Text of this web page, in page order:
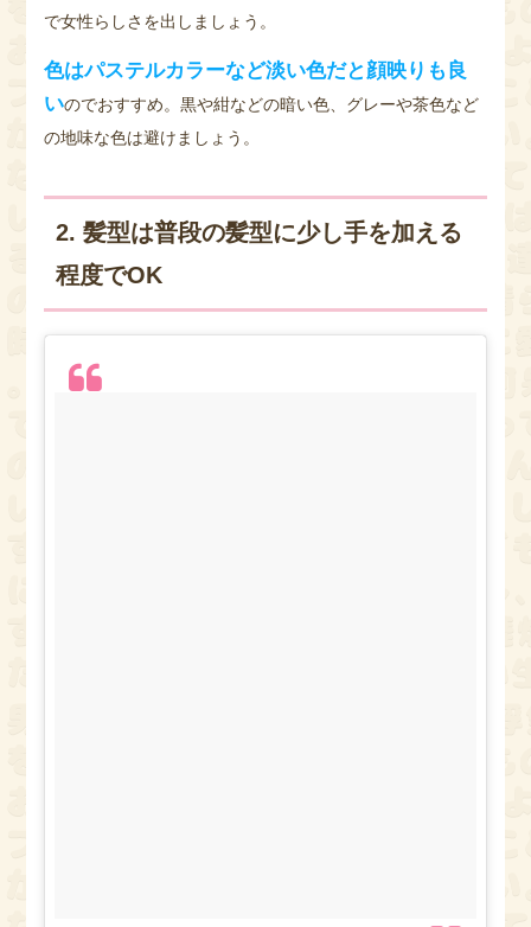
で女性らしさを出しましょう。
色はパステルカラーなど淡い色だと顔映りも良
いのでおすすめ。黒や紺などの暗い色、グレーや茶色など
の地味な色は避けましょう。
2. 髪型は普段の髪型に少し手を加える
程度でOK